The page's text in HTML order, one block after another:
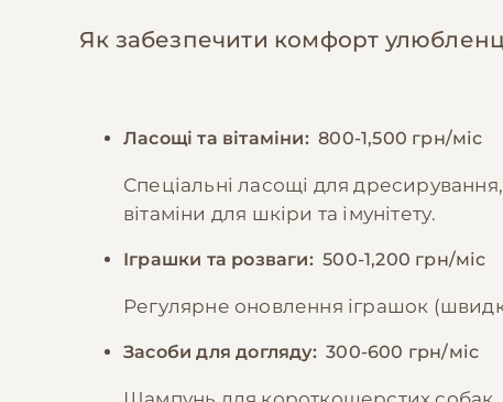
Як забезпечити комфорт
Ласощі та вітаміни: 800-1,500 грн/міс
Спеціальні ласощі для
вітаміни для шкіри та імунітету.
Іграшки та розваги: 500-1,200 грн/міс
Регулярне оновлення іграшок
Засоби для догляду: 300-600 грн/міс